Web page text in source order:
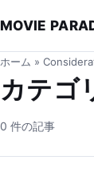
MOVIE
ホーム »
カテゴ
0 件の記事